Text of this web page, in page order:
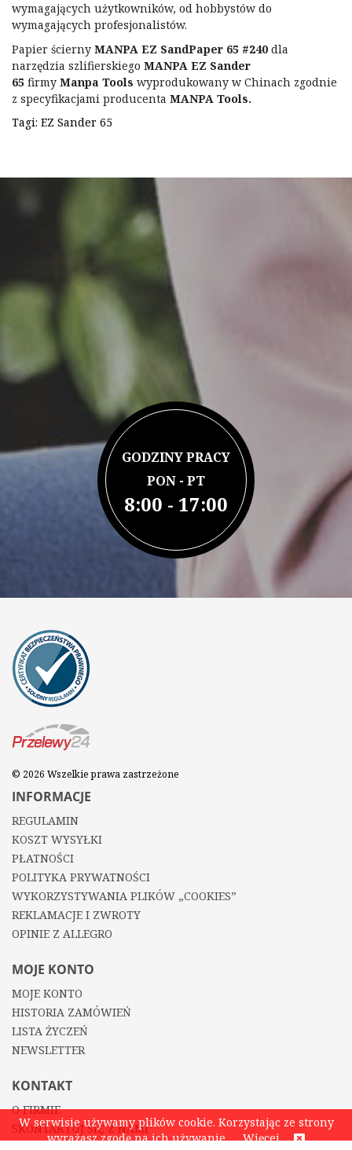
wymagających użytkowników, od hobbystów do
wymagających profesjonalistów.
Papier ścierny MANPA EZ SandPaper 65 #240 dla
narzędzia szlifierskiego MANPA EZ Sander
65 firmy Manpa Tools wyprodukowany w Chinach zgodnie
z specyfikacjami producenta MANPA Tools.
Tagi: EZ Sander 65
GODZINY PRACY
PON - PT
8:00 - 17:00
© 2026 Wszelkie prawa zastrzeżone
INFORMACJE
REGULAMIN
KOSZT WYSYŁKI
PŁATNOŚCI
POLITYKA PRYWATNOŚCI
WYKORZYSTYWANIA PLIKÓW „COOKIES”
REKLAMACJE I ZWROTY
OPINIE Z ALLEGRO
MOJE KONTO
MOJE KONTO
HISTORIA ZAMÓWIEŃ
LISTA ŻYCZEŃ
NEWSLETTER
KONTAKT
O FIRMIE
SKONTAKTUJ SIĘ Z NAMI
W serwisie używamy plików cookie. Korzystając ze strony
wyrażasz zgodę na ich używanie.
Więcej